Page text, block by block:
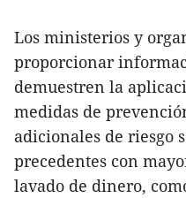
Los ministerios y
proporcionar
demuestren la
medidas de
adicionales de riesgo
precedentes con
lavado de dinero,